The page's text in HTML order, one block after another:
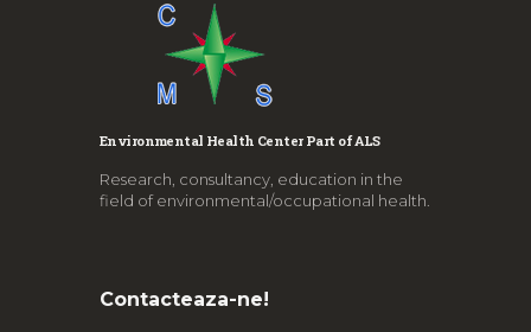
Environmental Health Center Part of ALS
Research, consultancy, education in the
field of environmental/occupational health.
Contacteaza-ne!